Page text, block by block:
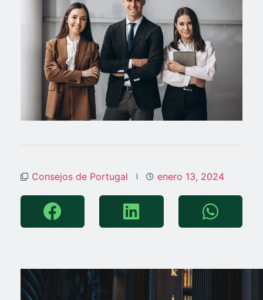
Consejos de Portugal enero 13, 2024